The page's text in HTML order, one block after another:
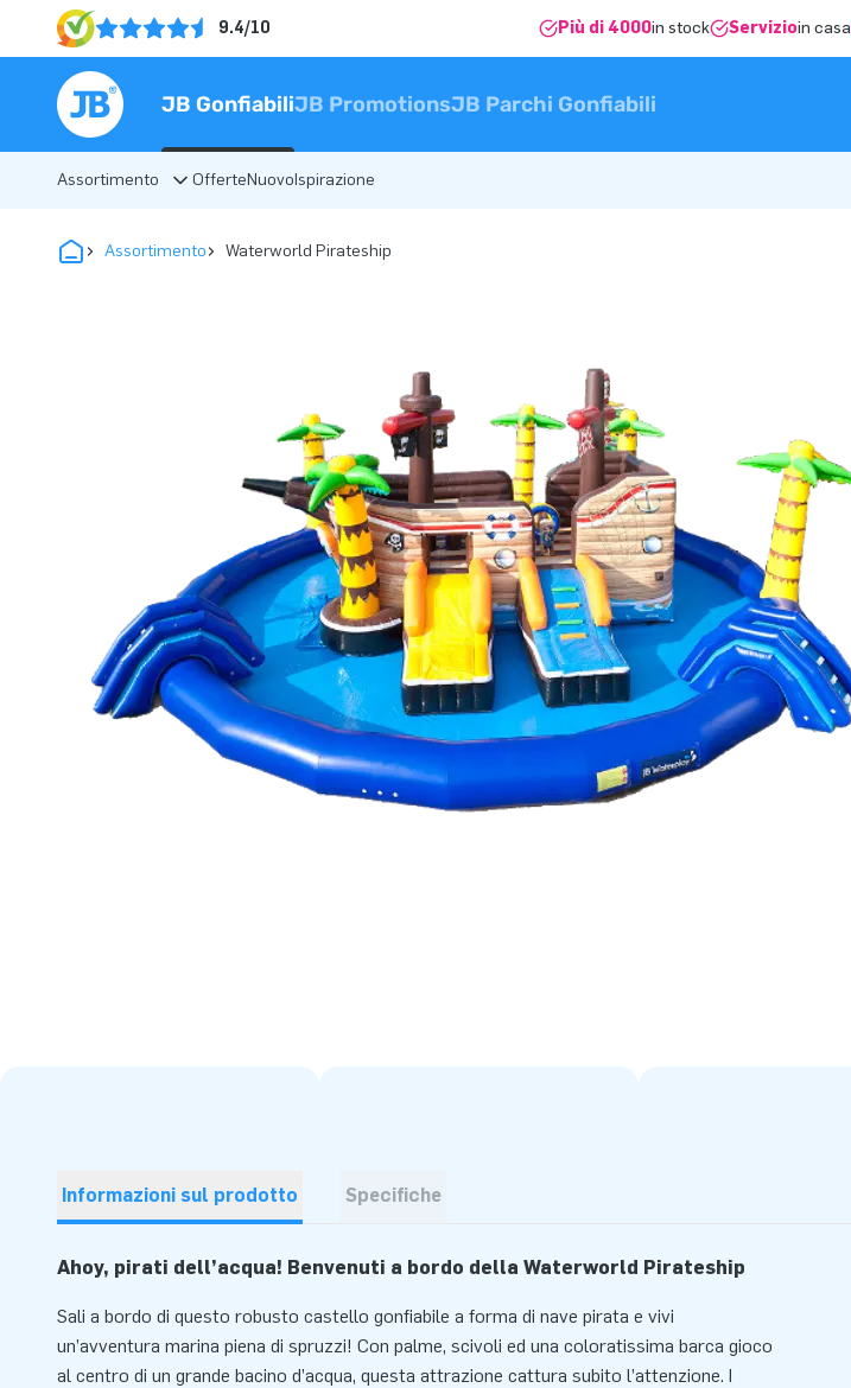
9.4/10 Più di 4000in stock Servizioin casa
JB GonfiabiliJB PromotionsJB Parchi Gonfiabili
Assortimento OfferteNuovoIspirazione
Assortimento Waterworld Pirateship
Informazioni sul prodotto Specifiche
Ahoy, pirati dell’acqua! Benvenuti a bordo della Waterworld Pirateship
Sali a bordo di questo robusto castello gonfiabile a forma di nave pirata e vivi
un’avventura marina piena di spruzzi! Con palme, scivoli ed una coloratissima barca gioco
al centro di un grande bacino d’acqua, questa attrazione cattura subito l’attenzione. I